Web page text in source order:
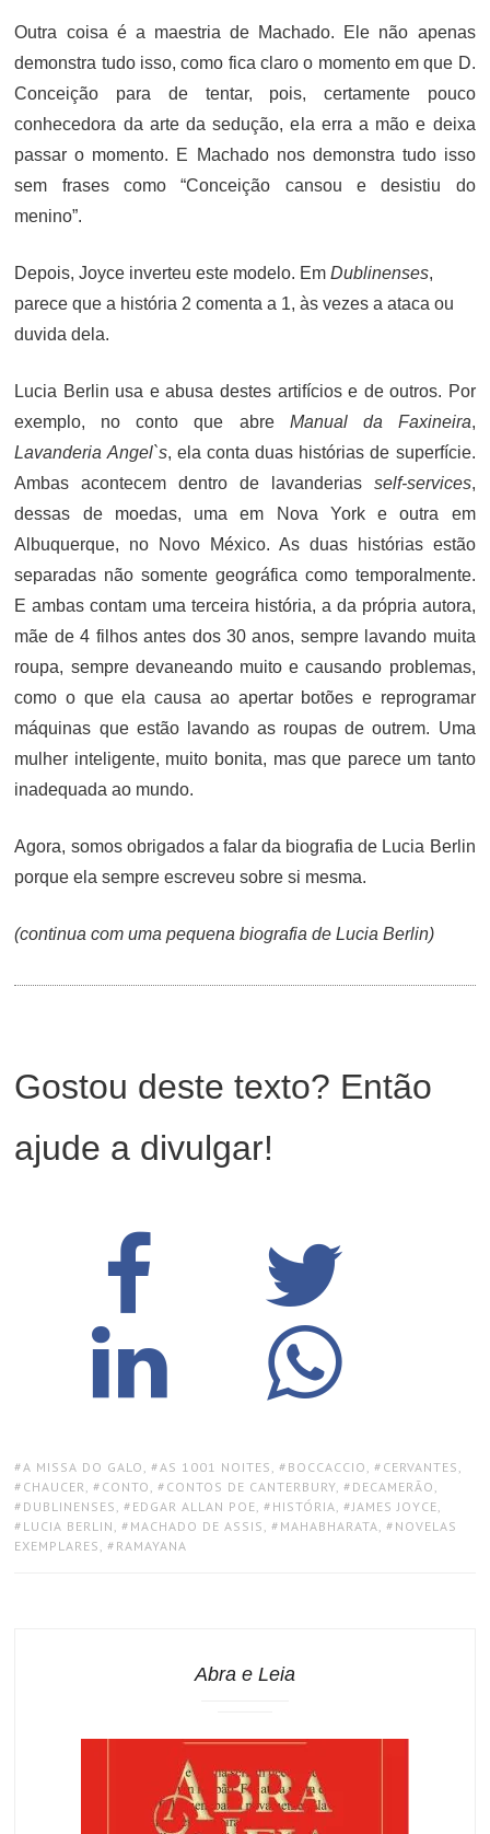
Outra coisa é a maestria de Machado. Ele não apenas
demonstra tudo isso, como fica claro o momento em que D.
Conceição para de tentar, pois, certamente pouco
conhecedora da arte da sedução, ela erra a mão e deixa
passar o momento. E Machado nos demonstra tudo isso
sem frases como “Conceição cansou e desistiu do
menino”.
Depois, Joyce inverteu este modelo. EmDublinenses,
parece que a história 2 comenta a 1, às vezes a ataca ou
duvida dela.
Lucia Berlin usa e abusa destes artifícios e de outros. Por
exemplo, no conto que abre Manual da Faxineira,
Lavanderia Angel`s, ela conta duas histórias de superfície.
Ambas acontecem dentro de lavanderias self-services,
dessas de moedas, uma em Nova York e outra em
Albuquerque, no Novo México. As duas histórias estão
separadas não somente geográfica como temporalmente.
E ambas contam uma terceira história, a da própria autora,
mãe de 4 filhos antes dos 30 anos, sempre lavando muita
roupa, sempre devaneando muito e causando problemas,
como o que ela causa ao apertar botões e reprogramar
máquinas que estão lavando as roupas de outrem. Uma
mulher inteligente, muito bonita, mas que parece um tanto
inadequada ao mundo.
Agora, somos obrigados a falar da biografia de Lucia Berlin
porque ela sempre escreveu sobre si mesma.
(continua com uma pequena biografia de Lucia Berlin)
Gostou deste texto? Então
ajude a divulgar!
TAGS:
A MISSA DO GALO , AS 1001 NOITES , BOCCACCIO , CERVANTES
CHAUCER , CONTO , CONTOS DE CANTERBURY , DECAMERÃO
DUBLINENSES , EDGAR ALLAN POE , HISTÓRIA , JAMES JOYCE
LUCIA BERLIN , MACHADO DE ASSIS , MAHABHARATA , NOVELAS
EXEMPLARES , RAMAYANA
Abra e Leia